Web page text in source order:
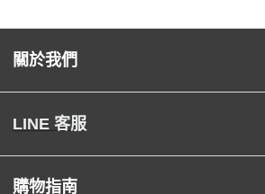
關於我們
LINE 客服
購物指南